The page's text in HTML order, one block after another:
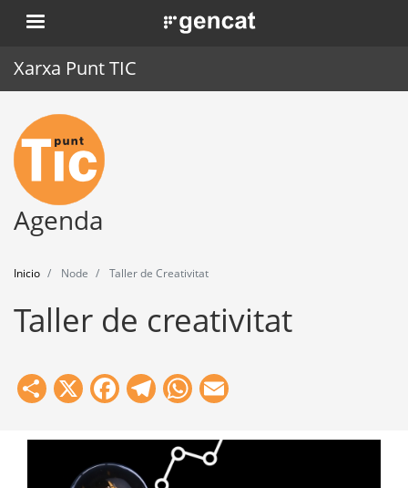
Pasar
al
. Obre en una nova finestra.
Xarxa Punt TIC
Inicio
Punt TIC
Actualidad
Herramientas
Agenda
Inicio Node Taller de Creativitat
Taller de creativitat
Share
X Facebook
Telegram
WhatsApp